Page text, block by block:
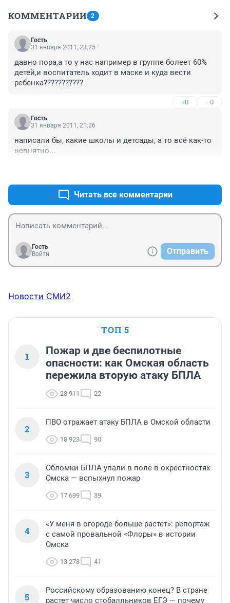
КОММЕНТАРИИ 2
Гость
31 января 2011, 23:25
давно пора,а то у нас например в группе болеет 60%
детей,и воспитатель ходит в маске и куда вести
ребенка???????????
+0 –0
Гость
31 января 2011, 21:26
написали бы, какие школы и детсады, а то всё как-то
невнятно...
Читать все комментарии
Гость
Войти
Отправить
Новости СМИ2
ТОП 5
1
Пожар и две беспилотные
опасности: как Омская область
пережила вторую атаку БПЛА
28 911 22
2
ПВО отражает атаку БПЛА в Омской области
18 923 90
3
Обломки БПЛА упали в поле в окрестностях
Омска — вспыхнул пожар
17 699 39
4
«У меня в огороде больше растет»: репортаж
с самой провальной «Флоры» в истории
Омска
13 278 41
5
Российскому образованию конец? В стране
растет число стобалльников ЕГЭ — почему